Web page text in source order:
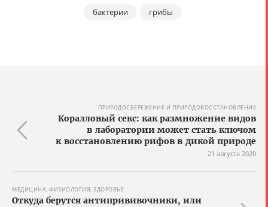
бактерии грибы
ПРИРОДОСБЕРЕЖЕНИЕ И ПРИРОДОВОССТАНОВЛЕНИЕ
Коралловый секс: как размножение видов
в лаборатории может стать ключом
к восстановлению рифов в дикой природе
21 августа 2020
МЕДИЦИНА, ФИЗИОЛОГИЯ, ЗДОРОВЬЕ
Откуда берутся антипрививочники, или